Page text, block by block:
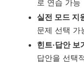
로 연습 가능
실전 모드 지
문제 선택 가
힌트·답안 보
답안을 선택